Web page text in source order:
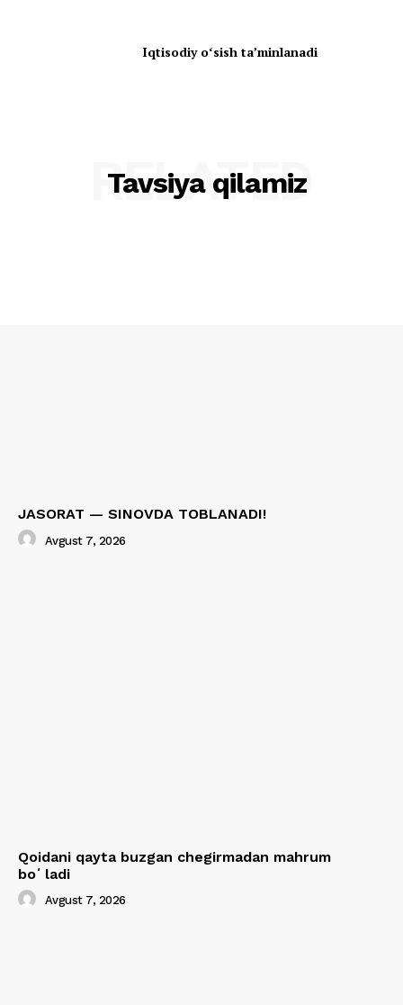
Iqtisodiy oʻsish taʼminlanadi
Tavsiya qilamiz
RELATED
JASORAT — SINOVDA TOBLANADI!
Avgust 7, 2026
Qoidani qayta buzgan chegirmadan mahrum
boʻladi
Avgust 7, 2026